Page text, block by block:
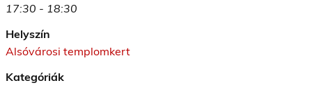
17:30 - 18:30
Helyszín
Alsóvárosi templomkert
Kategóriák